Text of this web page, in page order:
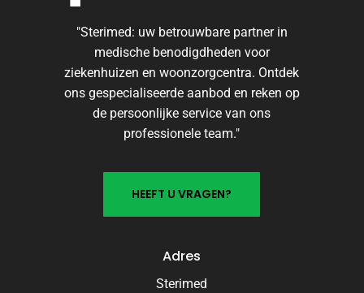
"Sterimed: uw betrouwbare partner in
medische benodigdheden voor
ziekenhuizen en woonzorgcentra. Ontdek
ons gespecialiseerde aanbod en reken op
de persoonlijke service van ons
professionele team."
HEEFT U VRAGEN?
Adres
Sterimed